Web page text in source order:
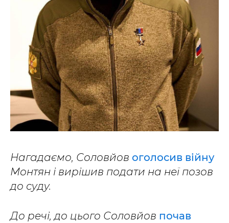
Нагадаємо, Соловйов оголосив війну
Монтян і вирішив подати на неї позов
до суду.
До речі, до цього Соловйов почав